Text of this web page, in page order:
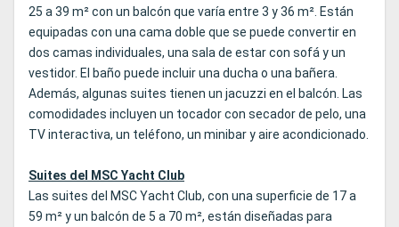
25 a 39 m² con un balcón que varía entre 3 y 36 m². Están
equipadas con una cama doble que se puede convertir en
dos camas individuales, una sala de estar con sofá y un
vestidor. El baño puede incluir una ducha o una bañera.
Además, algunas suites tienen un jacuzzi en el balcón. Las
comodidades incluyen un tocador con secador de pelo, una
TV interactiva, un teléfono, un minibar y aire acondicionado.
Suites del MSC Yacht Club
Las suites del MSC Yacht Club, con una superficie de 17 a
59 m² y un balcón de 5 a 70 m², están diseñadas para